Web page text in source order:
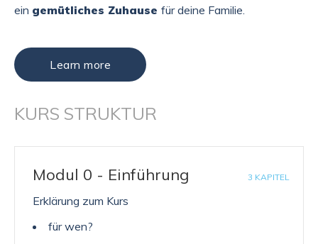
ein gemütliches Zuhause für deine Familie.
Learn more
KURS STRUKTUR
3 KAPITEL
Modul 0 - Einführung
Erklärung zum Kurs
für wen?